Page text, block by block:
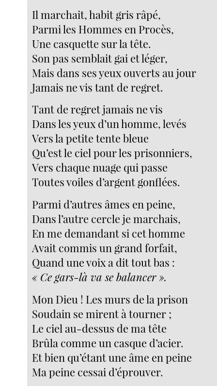
Il marchait, habit gris râpé,
Parmi les Hommes en Procès,
Une casquette sur la tête.
Son pas semblait gai et léger,
Mais dans ses yeux ouverts au jour
Jamais ne vis tant de regret.
Tant de regret jamais ne vis
Dans les yeux d’un homme, levés
Vers la petite tente bleue
Qu’est le ciel pour les prisonniers,
Vers chaque nuage qui passe
Toutes voiles d’argent gonflées.
Parmi d’autres âmes en peine,
Dans l’autre cercle je marchais,
En me demandant si cet homme
Avait commis un grand forfait,
Quand une voix a dit tout bas :
« Ce gars-là va se balancer ».
Mon Dieu ! Les murs de la prison
Soudain se mirent à tourner ;
Le ciel au-dessus de ma tête
Brûla comme un casque d’acier.
Et bien qu’étant une âme en peine
Ma peine cessai d’éprouver.